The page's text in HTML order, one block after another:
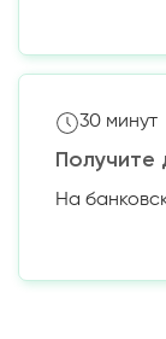
30 минут
Получите
На